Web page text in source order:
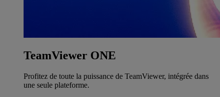
TeamViewer ONE
Profitez de toute la puissance de TeamViewer, intégrée dans
une seule plateforme.